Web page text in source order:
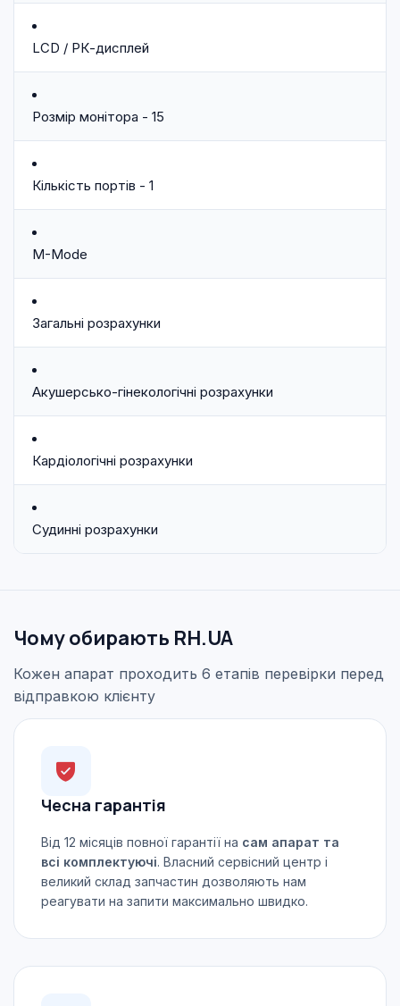
LCD / РК-дисплей
Розмір монітора - 15
Кількість портів - 1
M-Mode
Загальні розрахунки
Акушерсько-гінекологічні розрахунки
Кардіологічні розрахунки
Судинні розрахунки
Чому обирають RH.UA
Кожен апарат проходить 6 етапів перевірки перед
відправкою клієнту
Чесна гарантія
Від 12 місяців повної гарантії на сам апарат та
всі комплектуючі. Власний сервісний центр і
великий склад запчастин дозволяють нам
реагувати на запити максимально швидко.